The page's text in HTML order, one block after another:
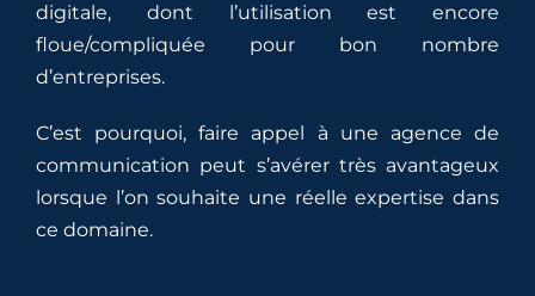
digitale, dont l’utilisation est encore
floue/compliquée pour bon nombre
d’entreprises.
C’est pourquoi, faire appel à une agence de
communication peut s’avérer très avantageux
lorsque l’on souhaite une réelle expertise dans
ce domaine.